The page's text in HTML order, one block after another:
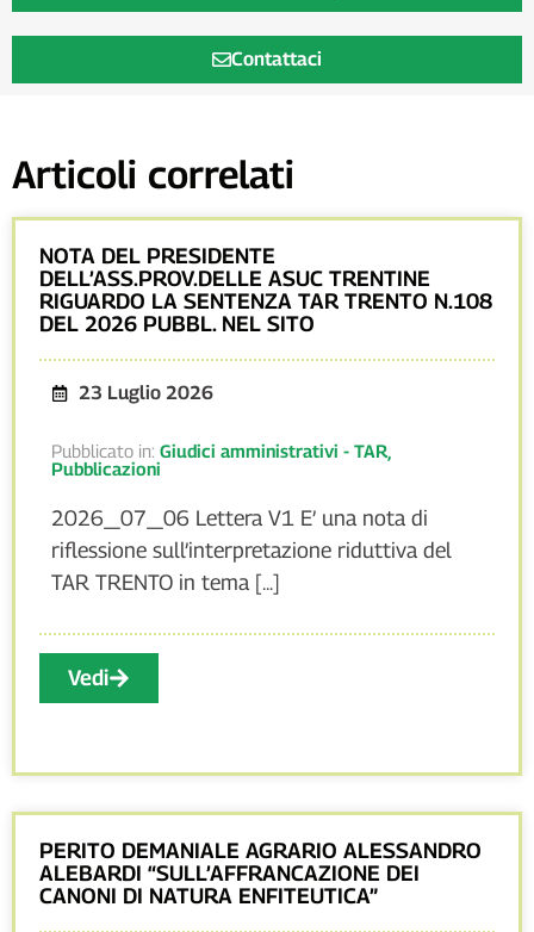
Contattaci
Articoli correlati
NOTA DEL PRESIDENTE
DELL’ASS.PROV.DELLE ASUC TRENTINE
RIGUARDO LA SENTENZA TAR TRENTO N.108
DEL 2026 PUBBL. NEL SITO
23 Luglio 2026
Pubblicato in: Giudici amministrativi - TAR,
Pubblicazioni
2026_07_06 Lettera V1 E’ una nota di
riflessione sull’interpretazione riduttiva del
TAR TRENTO in tema [...]
Vedi
PERITO DEMANIALE AGRARIO ALESSANDRO
ALEBARDI “SULL’AFFRANCAZIONE DEI
CANONI DI NATURA ENFITEUTICA”